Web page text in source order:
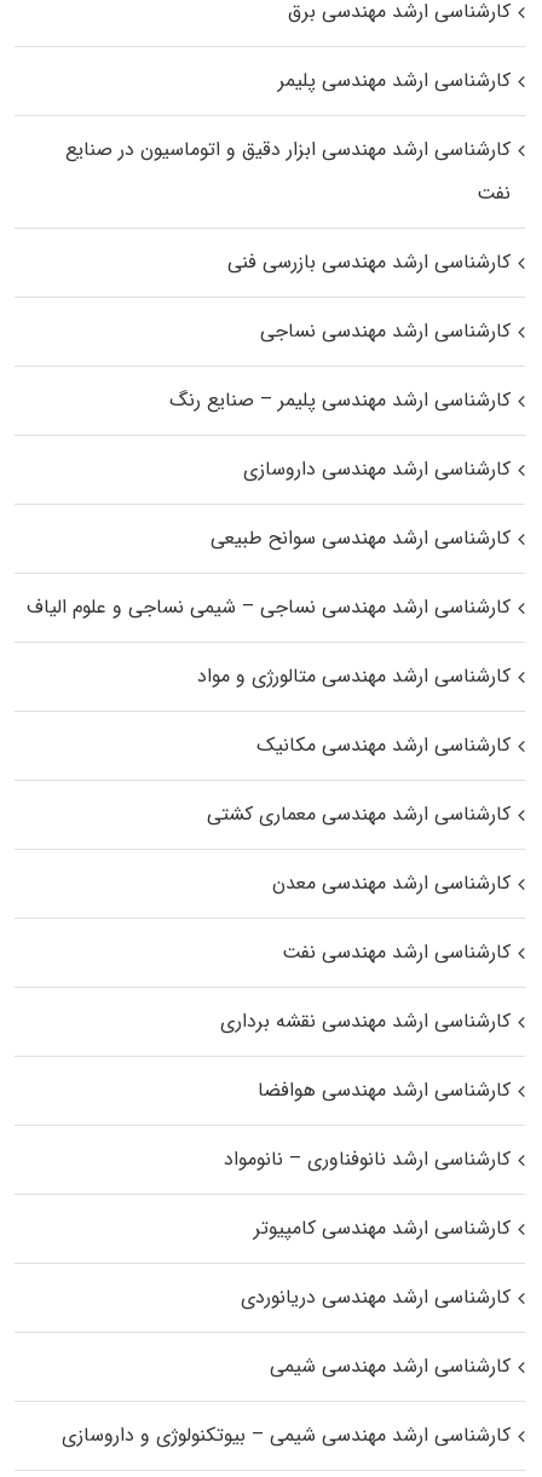
کارشناسی ارشد مهندسی برق
کارشناسی ارشد مهندسی پلیمر
کارشناسی ارشد مهندسی ابزار دقیق و اتوماسیون در صنایع
نفت
کارشناسی ارشد مهندسی بازرسی فنی
کارشناسی ارشد مهندسی نساجی
کارشناسی ارشد مهندسی پلیمر – صنایع رنگ
کارشناسی ارشد مهندسی داروسازی
کارشناسی ارشد مهندسی سوانح طبیعی
کارشناسی ارشد مهندسی نساجی – شیمی نساجی و علوم الیاف
کارشناسی ارشد مهندسی متالورژی و مواد
کارشناسی ارشد مهندسی مکانیک
کارشناسی ارشد مهندسی معماری کشتی
کارشناسی ارشد مهندسی معدن
کارشناسی ارشد مهندسی نفت
کارشناسی ارشد مهندسی نقشه برداری
کارشناسی ارشد مهندسی هوافضا
کارشناسی ارشد نانوفناوری – نانومواد
کارشناسی ارشد مهندسی کامپیوتر
کارشناسی ارشد مهندسی دریانوردی
کارشناسی ارشد مهندسی شیمی
کارشناسی ارشد مهندسی شیمی – بیوتکنولوژی و داروسازی